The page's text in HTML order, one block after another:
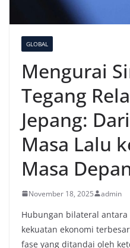
GLOBAL
Mengurai
Tegang
Jepang:
Masa Lalu
Masa
November 18, 2025 admin
Hubungan bilateral antara
kekuatan ekonomi
fase yang ditandai oleh